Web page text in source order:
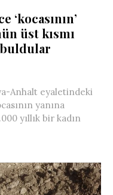
‘kocasının’
üst kısmı
Anhalt eyaletindeki
yanına
yıllık bir kadın